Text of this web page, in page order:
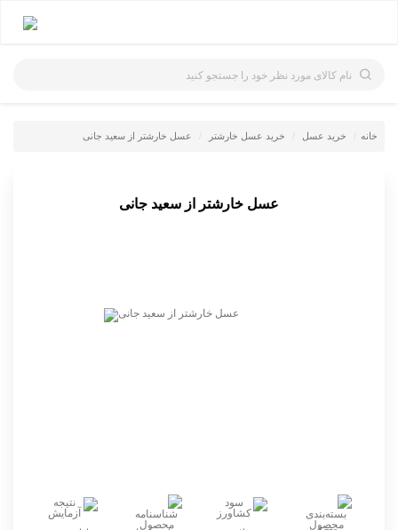
نام کالای مورد نظر خود را جستجو کنید
خانه خرید عسل خرید عسل خارشتر عسل خارشتر از سعید جانی
عسل خارشتر از سعید جانی